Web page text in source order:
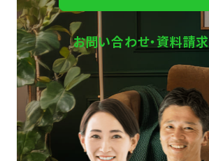
お問い合わせ・資料請求